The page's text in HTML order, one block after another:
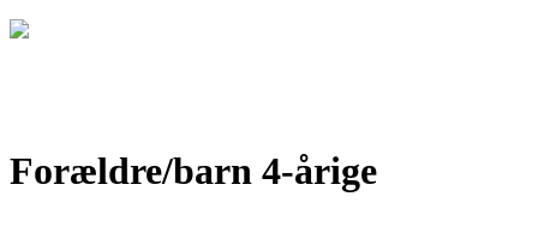
Forældre/barn 4-årige